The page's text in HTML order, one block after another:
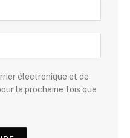
électronique et de
la prochaine fois que